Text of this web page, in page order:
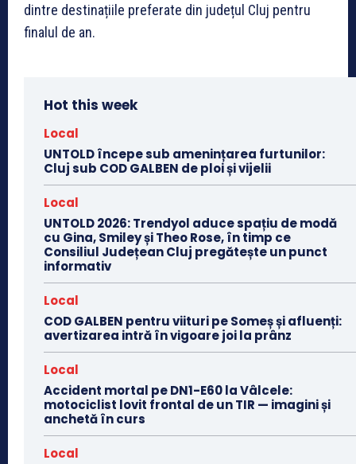
dintre destinațiile preferate din județul Cluj pentru
finalul de an.
Hot this week
Local
UNTOLD începe sub amenințarea furtunilor:
Cluj sub COD GALBEN de ploi și vijelii
Local
UNTOLD 2026: Trendyol aduce spațiu de modă
cu Gina, Smiley și Theo Rose, în timp ce
Consiliul Județean Cluj pregătește un punct
informativ
Local
COD GALBEN pentru viituri pe Someș și afluenți:
avertizarea intră în vigoare joi la prânz
Local
Accident mortal pe DN1-E60 la Vâlcele:
motociclist lovit frontal de un TIR — imagini și
anchetă în curs
Local